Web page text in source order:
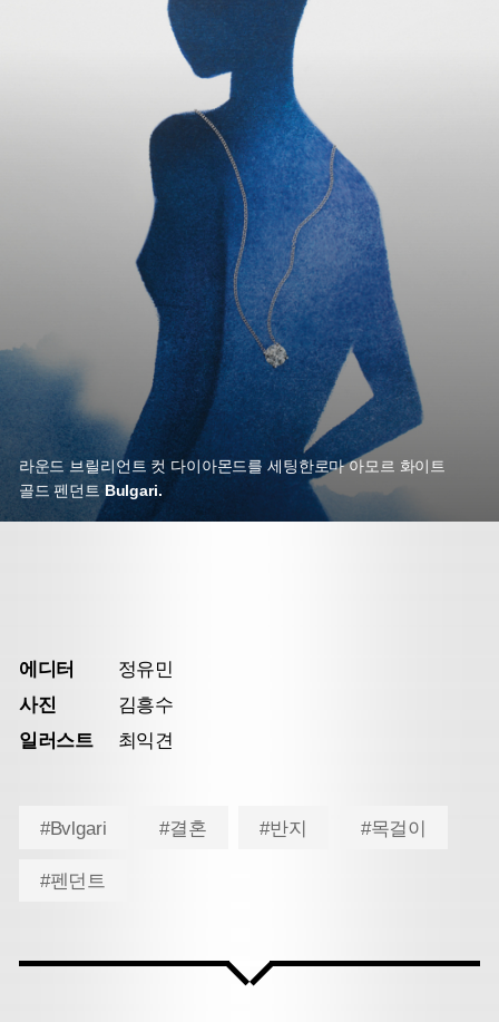
라운드 브릴리언트 컷 다이아몬드를 세팅한로마 아모르 화이트
골드 펜던트Bulgari.
에디터
정유민
사진
김흥수
일러스트
최익견
#Bvlgari #결혼 #반지 #목걸이
#펜던트